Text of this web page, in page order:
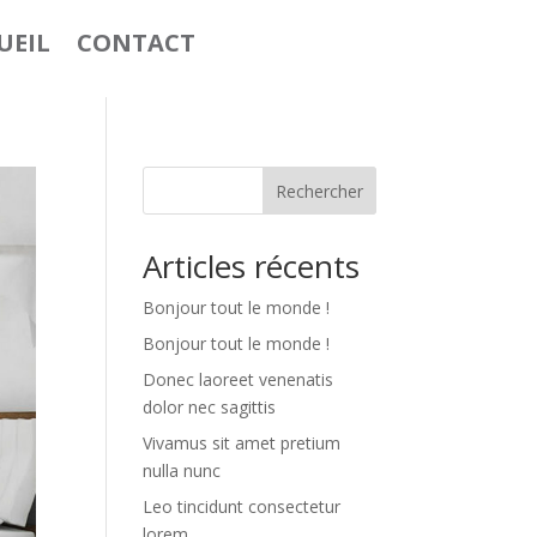
CONTACT
Rechercher
Articles récents
Bonjour tout le monde !
Bonjour tout le monde !
Donec laoreet venenatis
dolor nec sagittis
Vivamus sit amet pretium
nulla nunc
Leo tincidunt consectetur